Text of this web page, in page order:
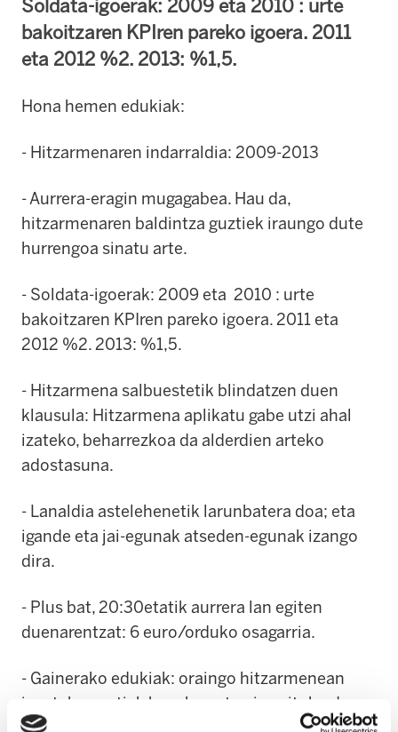
Soldata-igoerak: 2009 eta 2010 : urte
bakoitzaren KPIren pareko igoera. 2011
eta 2012 %2. 2013: %1,5.
Hona hemen edukiak:
- Hitzarmenaren indarraldia: 2009-2013
- Aurrera-eragin mugagabea. Hau da,
hitzarmenaren baldintza guztiek iraungo dute
hurrengoa sinatu arte.
- Soldata-igoerak: 2009 eta 2010 : urte
bakoitzaren KPIren pareko igoera. 2011 eta
2012 %2. 2013: %1,5.
- Hitzarmena salbuestetik blindatzen duen
klausula: Hitzarmena aplikatu gabe utzi ahal
izateko, beharrezkoa da alderdien arteko
adostasuna.
- Lanaldia astelehenetik larunbatera doa; eta
igande eta jai-egunak atseden-egunak izango
dira.
- Plus bat, 20:30etatik aurrera lan egiten
duenarentzat: 6 euro/orduko osagarria.
- Gainerako edukiak: oraingo hitzarmenean
jasotako guztiak bere horretan jarraituko du.